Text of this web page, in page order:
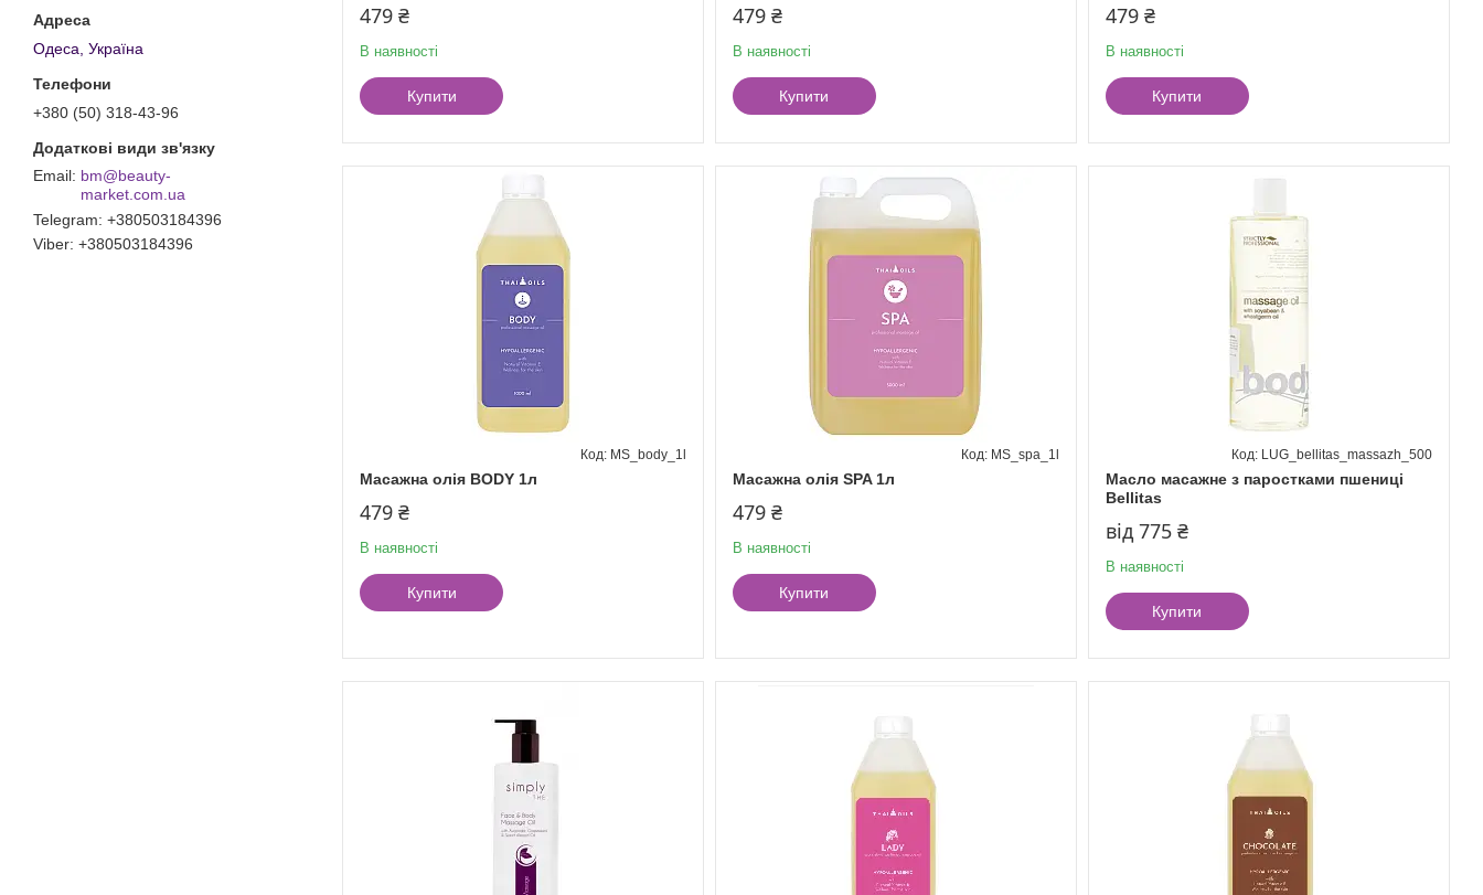
Одеса, Україна
+380 (50) 318-43-96
bm@beauty-
market.com.ua
Telegram +380503184396
Viber +380503184396
479 ₴
В наявності
Купити
479 ₴
В наявності
Купити
479 ₴
В наявності
Купити
Масажна олія BODY 1л
MS_body_1l
479 ₴
В наявності
Купити
Масажна олія SPA 1л
MS_spa_1l
479 ₴
В наявності
Купити
Масло масажне з паростками пшениці
Bellitas
LUG_bellitas_massazh_500
від 775 ₴
В наявності
Купити